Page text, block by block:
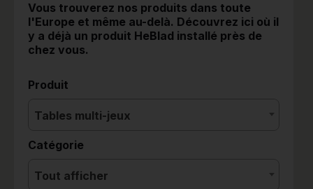
Vous trouverez nos produits dans toute
l'Europe et même au-delà. Découvrez ici où il
y a déjà un produit HeBlad installé près de
chez vous.
Produit
Tables multi-jeux
Catégorie
Tout afficher